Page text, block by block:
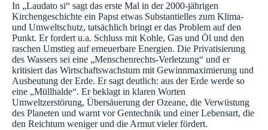
In „Laudato si“ sagt das erste Mal in der 2000-jährigen
Kirchengeschichte ein Papst etwas Substantielles zum Klima-
und Umweltschutz, tatsächlich bringt er das Problem auf den
Punkt. Er fordert u.a. Schluss mit Kohle, Gas und Öl und den
raschen Umstieg auf erneuerbare Energien. Die Privatisierung
des Wassers sei eine „Menschenrechts-Verletzung“ und er
kritisiert das Wirtschaftswachstum mit Gewinnmaximierung und
Ausbeutung der Erde. Er sagt deutlich: aus der Erde werde so
eine „Müllhalde“. Er beklagt in klaren Worten
Umweltzerstörung, Übersäuerung der Ozeane, die Verwüstung
des Planeten und warnt vor Gentechnik und einer Lebensart, die
den Reichtum weniger und die Armut vieler fördert.